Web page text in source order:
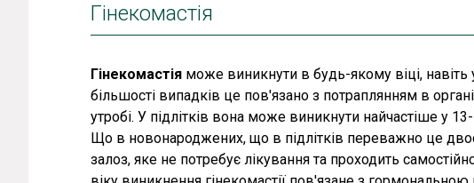
Гінекомастія
Гінекомастія може виникнути в будь-якому віці,
більшості випадків це пов'язано з потраплянням в
утробі. У підлітків вона може виникнути найчастіше у
Що в новонароджених, що в підлітків переважно це
залоз, яке не потребує лікування та проходить